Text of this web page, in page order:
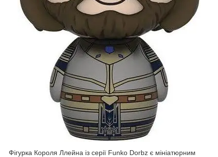
Фігурка Короля Ллейна із серії Funko Dorbz є мініатюрним